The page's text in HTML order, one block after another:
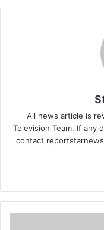
All news article is
Television Team. If any
contact